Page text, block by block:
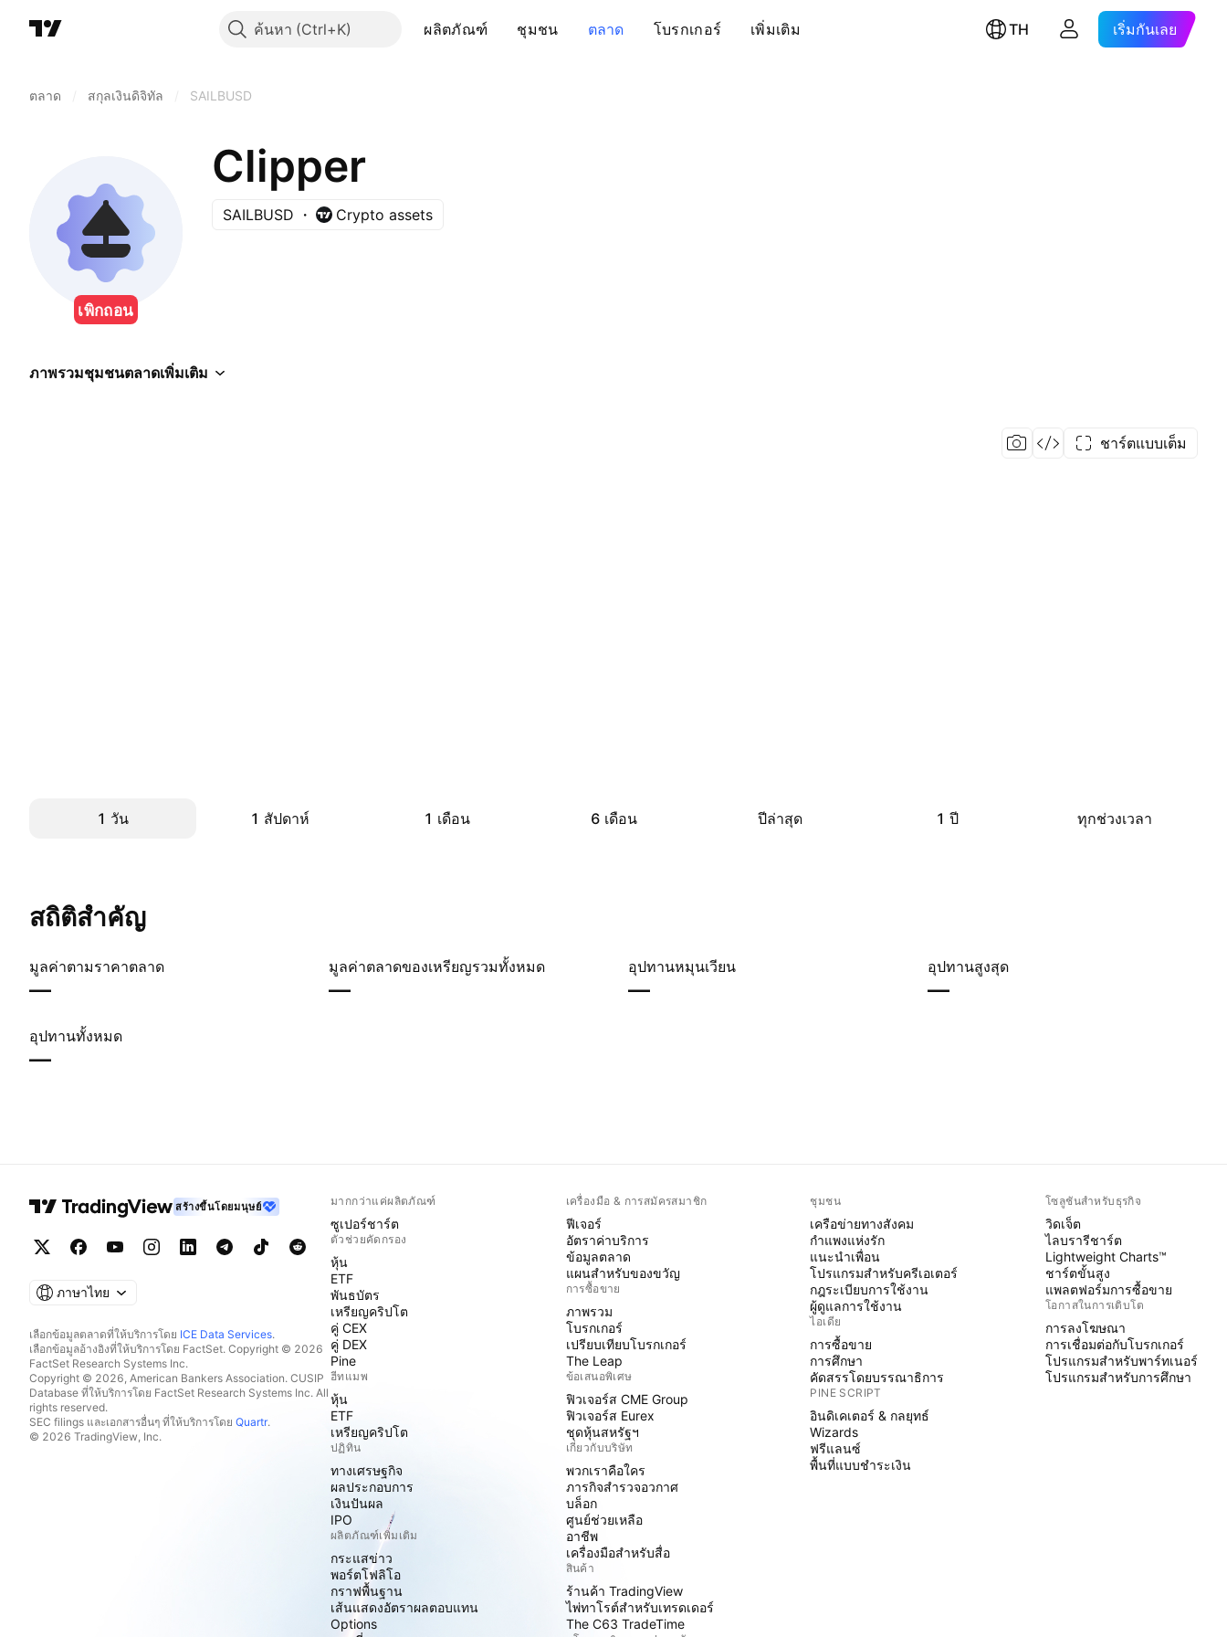
ค้นหา ผลิตภัณฑ์ ชุมชน ตลาด โบรกเกอร์ เพิ่มเติม TH เริ่มกันเลย
ตลาด สกุลเงินดิจิทัล SAILBUSD
เพิกถอน
Clipper
SAILBUSD Crypto assets
ภาพรวมชุมชนตลาดเพิ่มเติม
ชาร์ตแบบเต็ม
1 วัน 1 สัปดาห์ 1 เดือน 6 เดือน ปีล่าสุด 1 ปี ทุกช่วงเวลา
สถิติสำคัญ
มูลค่าตามราคาตลาด
—
มูลค่าตลาดของเหรียญรวมทั้งหมด
—
อุปทานหมุนเวียน
—
อุปทานสูงสุด
—
อุปทานทั้งหมด
—
สร้างขึ้นโดยมนุษย์
ภาษาไทย
เลือกข้อมูลตลาดที่ให้บริการโดย ICE Data Services.
เลือกข้อมูลอ้างอิงที่ให้บริการโดย FactSet. Copyright © 2026
FactSet Research Systems Inc.
Copyright © 2026, American Bankers Association. CUSIP
Database ที่ให้บริการโดย FactSet Research Systems Inc. All
rights reserved.
SEC filings และเอกสารอื่นๆ ที่ให้บริการโดย Quartr.
© 2026 TradingView, Inc.
มากกว่าแค่ผลิตภัณฑ์
ซูเปอร์ชาร์ต
ตัวช่วยคัดกรอง
หุ้น
ETF
พันธบัตร
เหรียญคริปโต
คู่ CEX
คู่ DEX
Pine
ฮีทแมพ
หุ้น
ETF
เหรียญคริปโต
ปฏิทิน
ทางเศรษฐกิจ
ผลประกอบการ
เงินปันผล
IPO
ผลิตภัณฑ์เพิ่มเติม
กระแสข่าว
พอร์ตโฟลิโอ
กราฟพื้นฐาน
เส้นแสดงอัตราผลตอบแทน
Options
เครื่องมือ & การสมัครสมาชิก
ฟีเจอร์
อัตราค่าบริการ
ข้อมูลตลาด
แผนสำหรับของขวัญ
การซื้อขาย
ภาพรวม
โบรกเกอร์
เปรียบเทียบโบรกเกอร์
The Leap
ข้อเสนอพิเศษ
ฟิวเจอร์ส CME Group
ฟิวเจอร์ส Eurex
ชุดหุ้นสหรัฐฯ
เกี่ยวกับบริษัท
พวกเราคือใคร
ภารกิจสำรวจอวกาศ
บล็อก
ศูนย์ช่วยเหลือ
อาชีพ
เครื่องมือสำหรับสื่อ
สินค้า
ร้านค้า TradingView
ไพ่ทาโรต์สำหรับเทรดเดอร์
The C63 TradeTime
ชุมชน
เครือข่ายทางสังคม
กำแพงแห่งรัก
แนะนำเพื่อน
โปรแกรมสำหรับครีเอเตอร์
กฎระเบียบการใช้งาน
ผู้ดูแลการใช้งาน
ไอเดีย
การซื้อขาย
การศึกษา
คัดสรรโดยบรรณาธิการ
PINE SCRIPT
อินดิเคเตอร์ & กลยุทธ์
Wizards
ฟรีแลนซ์
พื้นที่แบบชำระเงิน
โซลูชันสำหรับธุรกิจ
วิดเจ็ต
ไลบรารีชาร์ต
Lightweight Charts™
ชาร์ตขั้นสูง
แพลตฟอร์มการซื้อขาย
โอกาสในการเติบโต
การลงโฆษณา
การเชื่อมต่อกับโบรกเกอร์
โปรแกรมสำหรับพาร์ทเนอร์
โปรแกรมสำหรับการศึกษา